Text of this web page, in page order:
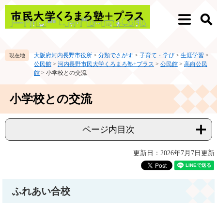
ペ
メ
て
メ
検
大阪府河内長野市役所 > 分類でさがす > 子育て・学び > 生涯学習 >
公民館 > 河内長野市民大学くろまろ塾+プラス > 公民館 > 高向公民
館 > 小学校との交流
小学校との交流
ページ内目次
更新日：2026年7月7日更新
ふれあい合校